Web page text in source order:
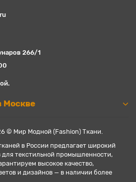
266/1
Москве
© Мир Модной (Fashion) Ткани.
в России предлагает широкий
текстильной промышленности,
высокое качество,
и дизайнов — в наличии более